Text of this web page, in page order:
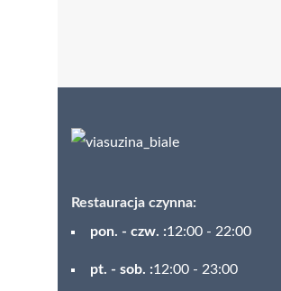
Restauracja czynna:
pon. - czw. :12:00 - 22:00
pt. - sob. :12:00 - 23:00